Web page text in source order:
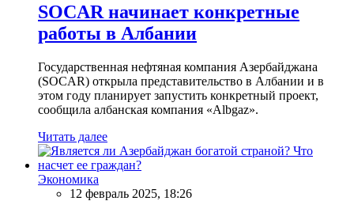
SOCAR начинает конкретные
работы в Албании
Государственная нефтяная компания Азербайджана
(SOCAR) открыла представительство в Албании и в
этом году планирует запустить конкретный проект,
сообщила албанская компания «Albgaz».
Читать далее
Экономика
12 февраль 2025, 18:26